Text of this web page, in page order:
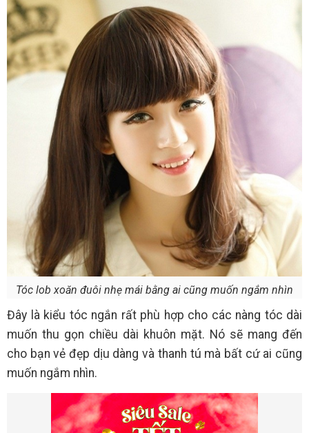
Tóc lob xoăn đuôi nhẹ mái bằng ai cũng muốn ngắm nhìn
Đây là kiểu tóc ngắn rất phù hợp cho các nàng tóc dài
muốn thu gọn chiều dài khuôn mặt. Nó sẽ mang đến
cho bạn vẻ đẹp dịu dàng và thanh tú mà bất cứ ai cũng
muốn ngắm nhìn.